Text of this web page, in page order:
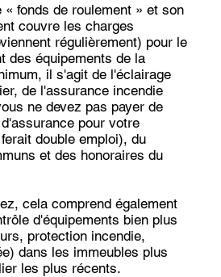
fonds de roulement » et son
couvre les charges
régulièrement) pour le
des équipements de la
il s'agit de l'éclairage
de l'assurance incendie
ne devez pas payer de
pour votre
double emploi), du
et des honoraires du
cela comprend également
d'équipements bien plus
protection incendie,
dans les immeubles plus
les plus récents.